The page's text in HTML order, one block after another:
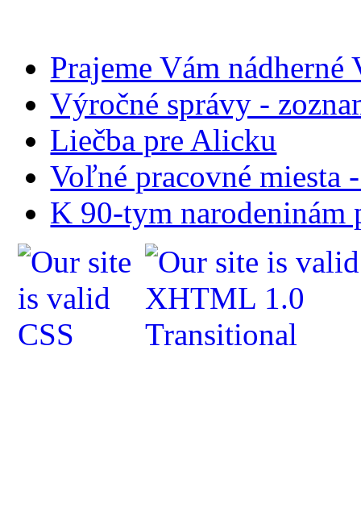
Prajeme Vám
Výročné správy -
Liečba pre Alicku
Voľné pracovné miesta
K 90-tym narodeninám